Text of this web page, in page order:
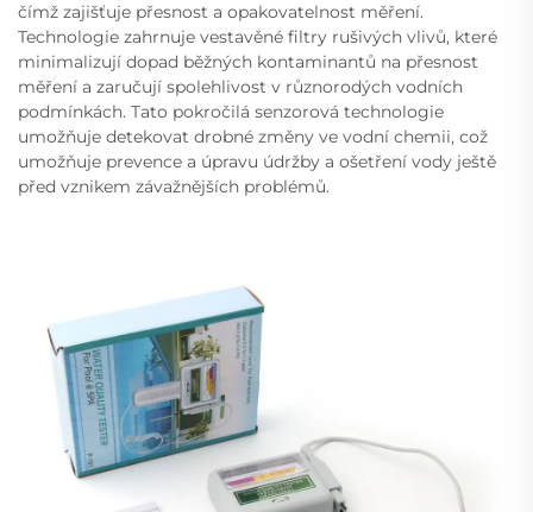
čímž zajišťuje přesnost a opakovatelnost měření.
Technologie zahrnuje vestavěné filtry rušivých vlivů, které
minimalizují dopad běžných kontaminantů na přesnost
měření a zaručují spolehlivost v různorodých vodních
podmínkách. Tato pokročilá senzorová technologie
umožňuje detekovat drobné změny ve vodní chemii, což
umožňuje prevence a úpravu údržby a ošetření vody ještě
před vznikem závažnějších problémů.